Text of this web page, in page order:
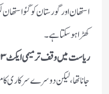
استھان اور گورستان کو گئو
کھڑا ہو سکتا ہے ۔
ریاست میں وقف ترمیمی ایکٹ ۱۹۱۳ء کے
جانا تھا ، لیکن دوسرے سرکاری